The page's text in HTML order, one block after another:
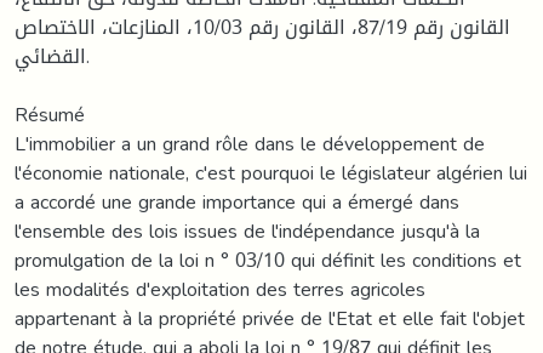
القانون رقم 87/19، القانون رقم 10/03، المنازعات، الاختصاص
القضائي.
Résumé
L'immobilier a un grand rôle dans le développement de
l'économie nationale, c'est pourquoi le législateur algérien lui
a accordé une grande importance qui a émergé dans
l'ensemble des lois issues de l'indépendance jusqu'à la
promulgation de la loi n ° 03/10 qui définit les conditions et
les modalités d'exploitation des terres agricoles
appartenant à la propriété privée de l'Etat et elle fait l'objet